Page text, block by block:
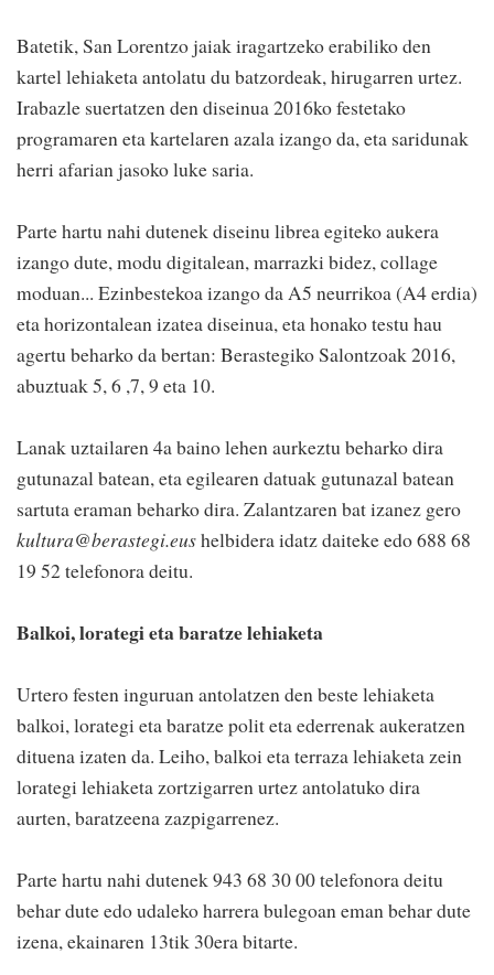
Batetik, San Lorentzo jaiak iragartzeko erabiliko den
kartel lehiaketa antolatu du batzordeak, hirugarren urtez.
Irabazle suertatzen den diseinua 2016ko festetako
programaren eta kartelaren azala izango da, eta saridunak
herri afarian jasoko luke saria.
Parte hartu nahi dutenek diseinu librea egiteko aukera
izango dute, modu digitalean, marrazki bidez, collage
moduan... Ezinbestekoa izango da A5 neurrikoa (A4 erdia)
eta horizontalean izatea diseinua, eta honako testu hau
agertu beharko da bertan: Berastegiko Salontzoak 2016,
abuztuak 5, 6 ,7, 9 eta 10.
Lanak uztailaren 4a baino lehen aurkeztu beharko dira
gutunazal batean, eta egilearen datuak gutunazal batean
sartuta eraman beharko dira. Zalantzaren bat izanez gero
kultura@berastegi.eushelbidera idatz daiteke edo 688 68
19 52 telefonora deitu.
Balkoi, lorategi eta baratze lehiaketa
Urtero festen inguruan antolatzen den beste lehiaketa
balkoi, lorategi eta baratze polit eta ederrenak aukeratzen
dituena izaten da. Leiho, balkoi eta terraza lehiaketa zein
lorategi lehiaketa zortzigarren urtez antolatuko dira
aurten, baratzeena zazpigarrenez.
Parte hartu nahi dutenek 943 68 30 00 telefonora deitu
behar dute edo udaleko harrera bulegoan eman behar dute
izena, ekainaren 13tik 30era bitarte.